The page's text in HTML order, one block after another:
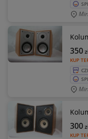
KUP
350
KUP
300